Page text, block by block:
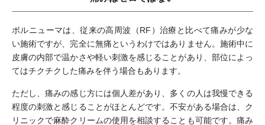
ボルニューマは、従来の高周波（RF）治療と比べて痛みが少な
い施術ですが、完全に無痛というわけではありません。施術中に
皮膚の内部で温かさや軽い刺激を感じることがあり、部位によっ
てはチクチクした痛みを伴う場合もあります。
ただし、痛みの感じ方には個人差があり、多くの人は我慢できる
程度の刺激と感じることがほとんどです。不安がある場合は、ク
リニックで麻酔クリームの使用を相談することも可能です。痛み